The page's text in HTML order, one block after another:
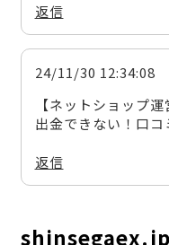
返信
24/11/30 12:34:08
【ネットショップ
出金できない！口コ
返信
shinsegaex.jp